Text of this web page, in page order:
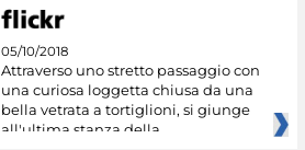
05/10/2018
Attraverso uno stretto passaggio con
una curiosa loggetta chiusa da una
bella vetrata a tortiglioni, si giunge
all'ultima stanza della